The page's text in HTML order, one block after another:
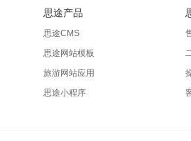
思途产品
思途CMS
思途网站模板
旅游网站应用
思途小程序